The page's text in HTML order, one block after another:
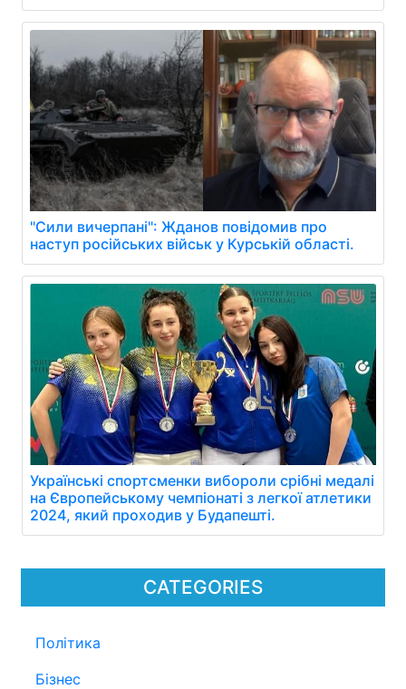
CATEGORIES
Політика
Бізнес
"Сили вичерпані": Жданов повідомив про
наступ російських військ у Курській області.
Українські спортсменки вибороли срібні медалі
на Європейському чемпіонаті з легкої атлетики
2024, який проходив у Будапешті.